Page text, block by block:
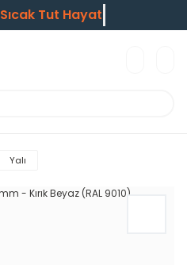
Sıcak Tut Hayatı
Yalı